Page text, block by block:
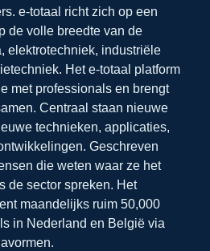
e-totaal richt zich op een
de volle breedte van de
elektrotechniek, industriële
Het e-totaal platform
met professionals en brengt
Centraal staan nieuwe
technieken, applicaties,
Geschreven
die weten waar ze het
de sector spreken. Het
maandelijks ruim 50,000
in Nederland en België via